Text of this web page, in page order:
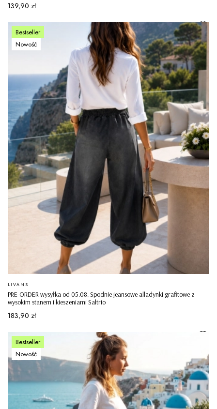
Cena
139,90 zł
Bestseller
Nowość
PRE-ORDER wysyłka od 05.08. Spodnie jeansowe alladynki grafitowe z
wysokim stanem i kieszeniami Saltrio
PRODUCENT
LIVANS
Cena
183,90 zł
Bestseller
Nowość